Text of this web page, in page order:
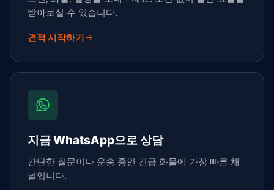
받아보실 수 있습니다.
견적 시작하기
지금 WhatsApp으로 상담
간단한 질문이나 운송 중인 긴급 화물에 가장 빠른 채
널입니다.